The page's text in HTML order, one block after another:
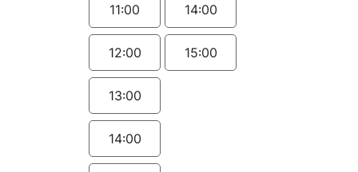
11:00
12:00
13:00
14:00
14:00
15:00